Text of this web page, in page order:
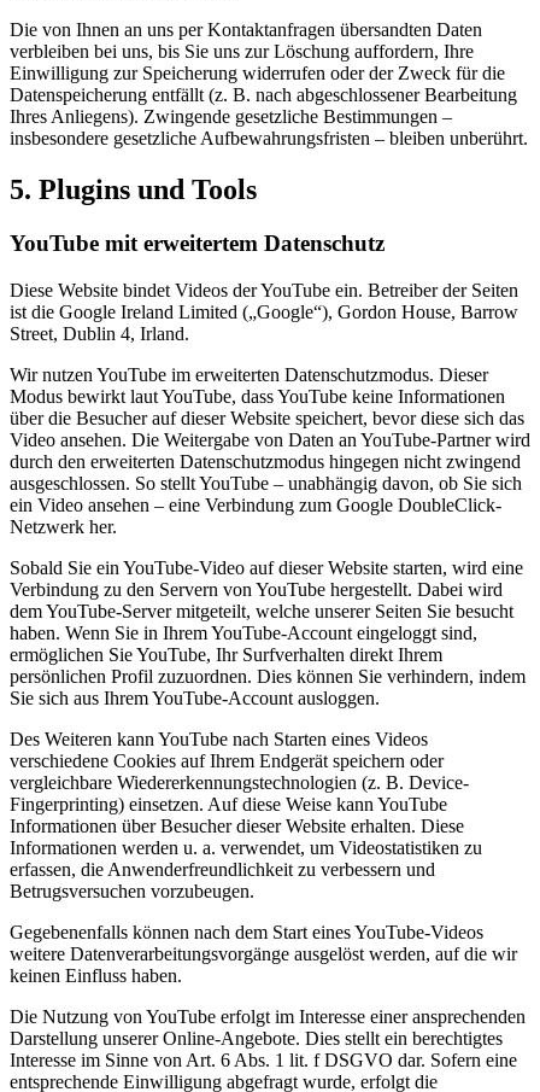
Die von Ihnen an uns per Kontaktanfragen übersandten Daten
verbleiben bei uns, bis Sie uns zur Löschung auffordern, Ihre
Einwilligung zur Speicherung widerrufen oder der Zweck für die
Datenspeicherung entfällt (z. B. nach abgeschlossener Bearbeitung
Ihres Anliegens). Zwingende gesetzliche Bestimmungen –
insbesondere gesetzliche Aufbewahrungsfristen – bleiben unberührt.
5. Plugins und Tools
YouTube mit erweitertem Datenschutz
Diese Website bindet Videos der YouTube ein. Betreiber der Seiten
ist die Google Ireland Limited („Google“), Gordon House, Barrow
Street, Dublin 4, Irland.
Wir nutzen YouTube im erweiterten Datenschutzmodus. Dieser
Modus bewirkt laut YouTube, dass YouTube keine Informationen
über die Besucher auf dieser Website speichert, bevor diese sich das
Video ansehen. Die Weitergabe von Daten an YouTube-Partner wird
durch den erweiterten Datenschutzmodus hingegen nicht zwingend
ausgeschlossen. So stellt YouTube – unabhängig davon, ob Sie sich
ein Video ansehen – eine Verbindung zum Google DoubleClick-
Netzwerk her.
Sobald Sie ein YouTube-Video auf dieser Website starten, wird eine
Verbindung zu den Servern von YouTube hergestellt. Dabei wird
dem YouTube-Server mitgeteilt, welche unserer Seiten Sie besucht
haben. Wenn Sie in Ihrem YouTube-Account eingeloggt sind,
ermöglichen Sie YouTube, Ihr Surfverhalten direkt Ihrem
persönlichen Profil zuzuordnen. Dies können Sie verhindern, indem
Sie sich aus Ihrem YouTube-Account ausloggen.
Des Weiteren kann YouTube nach Starten eines Videos
verschiedene Cookies auf Ihrem Endgerät speichern oder
vergleichbare Wiedererkennungstechnologien (z. B. Device-
Fingerprinting) einsetzen. Auf diese Weise kann YouTube
Informationen über Besucher dieser Website erhalten. Diese
Informationen werden u. a. verwendet, um Videostatistiken zu
erfassen, die Anwenderfreundlichkeit zu verbessern und
Betrugsversuchen vorzubeugen.
Gegebenenfalls können nach dem Start eines YouTube-Videos
weitere Datenverarbeitungsvorgänge ausgelöst werden, auf die wir
keinen Einfluss haben.
Die Nutzung von YouTube erfolgt im Interesse einer ansprechenden
Darstellung unserer Online-Angebote. Dies stellt ein berechtigtes
Interesse im Sinne von Art. 6 Abs. 1 lit. f DSGVO dar. Sofern eine
entsprechende Einwilligung abgefragt wurde, erfolgt die